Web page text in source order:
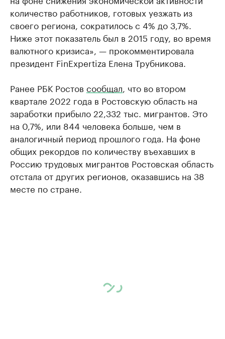
количество работников, готовых уезжать из
своего региона, сократилось с 4% до 3,7%.
Ниже этот показатель был в 2015 году, во время
валютного кризиса», — прокомментировала
президент FinExpertiza Елена Трубникова.
Ранее РБК Ростов сообщал , что во втором
квартале 2022 года в Ростовскую область на
заработки прибыло 22,332 тыс. мигрантов. Это
на 0,7%, или 844 человека больше, чем в
аналогичный период прошлого года. На фоне
общих рекордов по количеству въехавших в
Россию трудовых мигрантов Ростовская область
отстала от других регионов, оказавшись на 38
месте по стране.